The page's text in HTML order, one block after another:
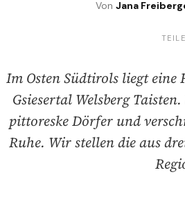
Von Jana
Im Osten Südtirols liegt eine
Gsiesertal Welsberg
pittoreske Dörfer und
Ruhe. Wir stellen die aus